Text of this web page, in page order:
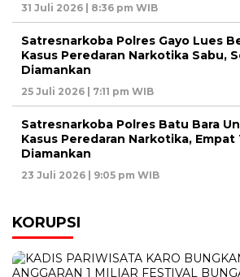
31 Juli 2026 | 8:36 pm WIB
Satresnarkoba Polres Gayo Lues
Kasus Peredaran Narkotika Sabu,
Diamankan
25 Juli 2026 | 7:11 pm WIB
Satresnarkoba Polres Batu Bara
Kasus Peredaran Narkotika, Empat
Diamankan
23 Juli 2026 | 9:05 pm WIB
KORUPSI